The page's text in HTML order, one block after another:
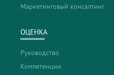
Маркетинговый консалтинг
ОЦЕНКА
Руководство
Компетенции